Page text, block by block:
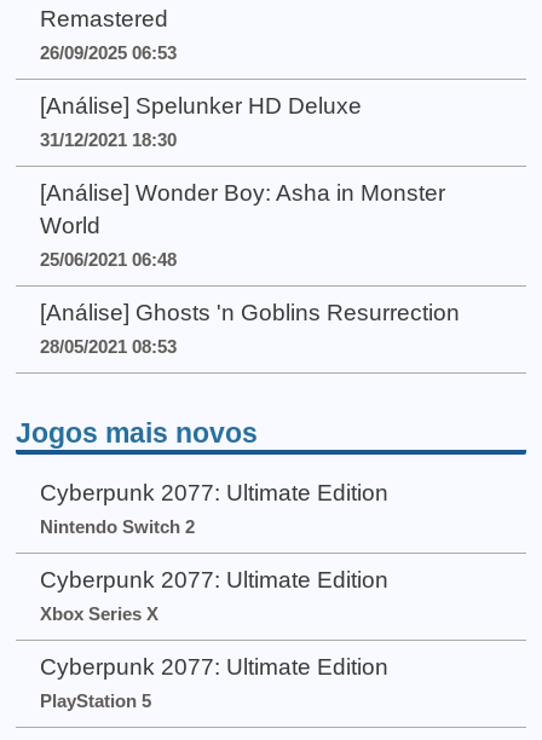
Remastered
26/09/2025 06:53
[Análise] Spelunker HD Deluxe
31/12/2021 18:30
[Análise] Wonder Boy: Asha in Monster
World
25/06/2021 06:48
[Análise] Ghosts 'n Goblins Resurrection
28/05/2021 08:53
Jogos mais novos
Cyberpunk 2077: Ultimate Edition
Nintendo Switch 2
Cyberpunk 2077: Ultimate Edition
Xbox Series X
Cyberpunk 2077: Ultimate Edition
PlayStation 5